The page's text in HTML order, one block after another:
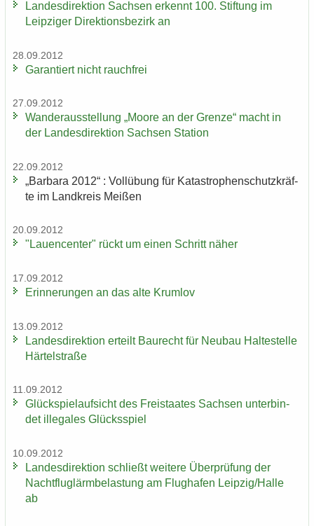
Lan­des­di­rek­ti­on Sach­sen er­kennt 100. Stif­tung im
Leip­zi­ger Di­rek­ti­ons­be­zirk an
28.09.2012
Ga­ran­tiert nicht rauch­frei
27.09.2012
Wan­der­aus­stel­lung „Moore an der Gren­ze“ macht in
der Lan­des­di­rek­ti­on Sach­sen Sta­ti­on
22.09.2012
„Bar­ba­ra 2012“ : Voll­übung für Ka­ta­stro­phen­schutz­kräf­
te im Land­kreis Mei­ßen
20.09.2012
"Lau­en­cen­ter" rückt um einen Schritt näher
17.09.2012
Er­in­ne­run­gen an das alte Krum­lov
13.09.2012
Lan­des­di­rek­ti­on er­teilt Bau­recht für Neu­bau Hal­te­stel­le
Här­tel­stra­ße
11.09.2012
Glück­spiel­auf­sicht des Frei­staa­tes Sach­sen un­ter­bin­
det il­le­ga­les Glücks­spiel
10.09.2012
Lan­des­di­rek­ti­on schließt wei­te­re Über­prü­fung der
Nacht­flug­lärm­be­las­tung am Flug­ha­fen Leip­zig/Halle
ab